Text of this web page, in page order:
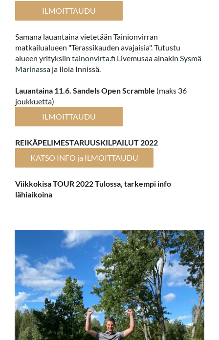
ILMOITTAUDU
Samana lauantaina vietetään Tainionvirran
matkailualueen "Terassikauden avajaisia". Tutustu
alueen yrityksiin tainonvirta.fi Livemusaa ainakin Sysmä
Marinassa ja Ilola Innissä.
Lauantaina 11.6. Sandels Open Scramble (maks 36
joukkuetta)
ILMOITTAUDU
REIKÄPELIMESTARUUSKILPAILUT 2022
KATSO INFO ja ILMOITTAUDU
Viikkokisa TOUR 2022 Tulossa, tarkempi info
lähiaikoina